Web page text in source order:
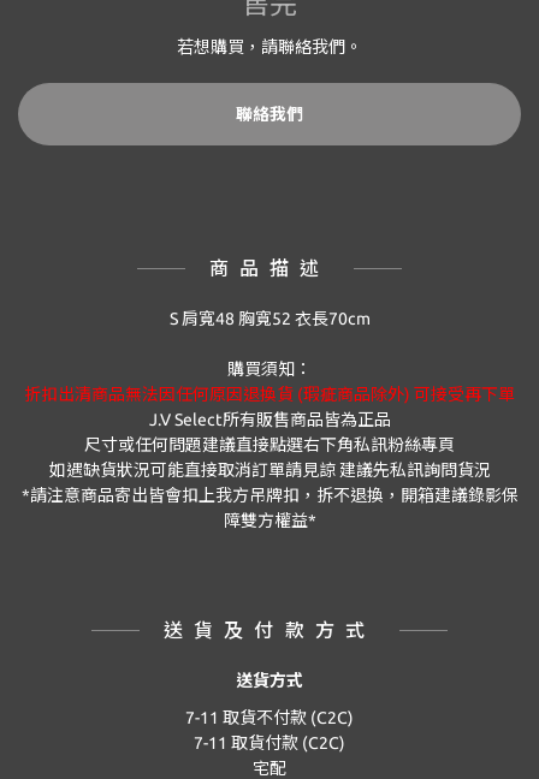
若想購買，請聯絡我們。
聯絡我們
商品描述
S 肩寬48 胸寬52 衣長70cm
購買須知：
折扣出清商品無法因任何原因退換貨 (瑕疵商品除外) 可接受再下單
J.V Select所有販售商品皆為正品
尺寸或任何問題建議直接點選右下角私訊粉絲專頁
如遇缺貨狀況可能直接取消訂單請見諒 建議先私訊詢問貨況
*請注意商品寄出皆會扣上我方吊牌扣，拆不退換，開箱建議錄影保
障雙方權益*
送貨及付款方式
送貨方式
7-11 取貨不付款 (C2C)
7-11 取貨付款 (C2C)
宅配